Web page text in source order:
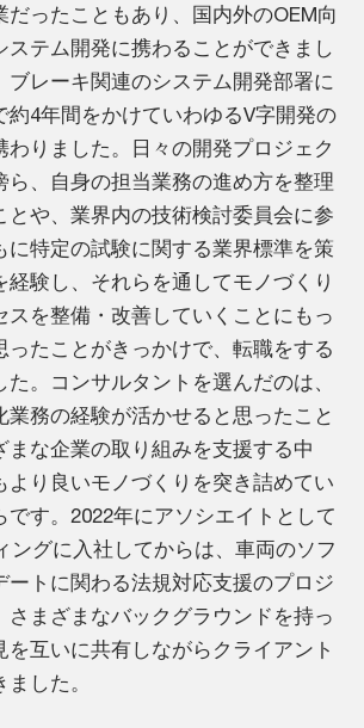
だったこともあり、国内外のOEM向
ステム開発に携わることができまし
ブレーキ関連のシステム開発部署に
約4年間をかけていわゆるV字開発の
わりました。日々の開発プロジェク
ら、自身の担当業務の進め方を整理
とや、業界内の技術検討委員会に参
に特定の試験に関する業界標準を策
経験し、それらを通してモノづくり
スを整備・改善していくことにもっ
ったことがきっかけで、転職をする
。コンサルタントを選んだのは、
業務の経験が活かせると思ったこと
まな企業の取り組みを支援する中
より良いモノづくりを突き詰めてい
です。2022年にアソシエイトとして
ングに入社してからは、車両のソフ
ートに関わる法規対応支援のプロジ
さまざまなバックグラウンドを持っ
を互いに共有しながらクライアント
した。